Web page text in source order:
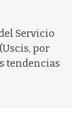
Servicio
por
tendencias